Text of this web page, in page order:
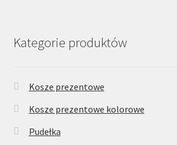
Kategorie produktów
Kosze prezentowe
Kosze prezentowe kolorowe
Pudełka